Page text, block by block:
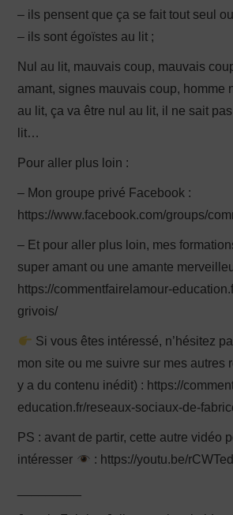
– ils pensent que ça se fait tout seul
– ils sont égoïstes au lit ;
Nul au lit, mauvais coup, mauvais
amant, signes mauvais coup, homme
au lit, ça va être nul au lit, il ne sait
lit…
Pour aller plus loin :
– Mon groupe privé Facebook :
https://www.facebook.com/groups/
– Et pour aller plus loin, mes
super amant ou une amante
https://commentfairelamour-
grivois/
Si vous êtes intéressé, n’hésitez
mon site ou me suivre sur mes autres
y a du contenu inédit) : https://
education.fr/reseaux-sociaux-de-
PS : avant de partir, cette autre vidéo
intéresser
: https://youtu.be/